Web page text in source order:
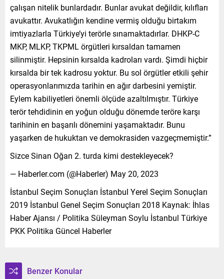
çalışan nitelik bunlardadır. Bunlar avukat değildir, kılıfları
avukattır. Avukatlığın kendine vermiş olduğu birtakım
imtiyazlarla Türkiye’yi terörle sınamaktadırlar. DHKP-C
MKP, MLKP, TKPML örgütleri kırsaldan tamamen
silinmiştir. Hepsinin kırsalda kadroları vardı. Şimdi hiçbir
kırsalda bir tek kadrosu yoktur. Bu sol örgütler etkili şehir
operasyonlarımızda tarihin en ağır darbesini yemiştir.
Eylem kabiliyetleri önemli ölçüde azaltılmıştır. Türkiye
terör tehdidinin en yoğun olduğu dönemde teröre karşı
tarihinin en başarılı dönemini yaşamaktadır. Bunu
yaşarken de hukuktan ve demokrasiden vazgeçmemiştir.”
Sizce Sinan Oğan 2. turda kimi destekleyecek?
— Haberler.com (@Haberler) May 20, 2023
İstanbul Seçim Sonuçları İstanbul Yerel Seçim Sonuçları
2019 İstanbul Genel Seçim Sonuçları 2018 Kaynak: İhlas
Haber Ajansı / Politika Süleyman Soylu İstanbul Türkiye
PKK Politika Güncel Haberler
Benzer Konular